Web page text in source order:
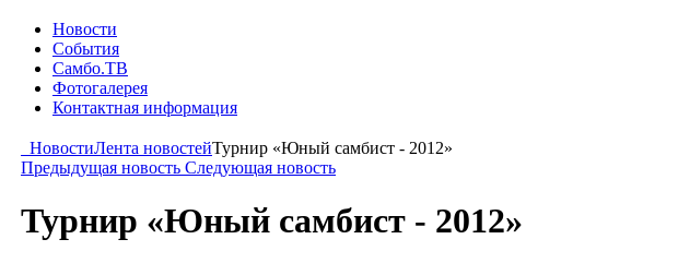
Новости
События
Самбо.ТВ
Фотогалерея
Контактная информация
НовостиЛента новостейТурнир «Юный самбист - 2012»
Предыдущая новость Следующая новость
Турнир «Юный самбист - 2012»